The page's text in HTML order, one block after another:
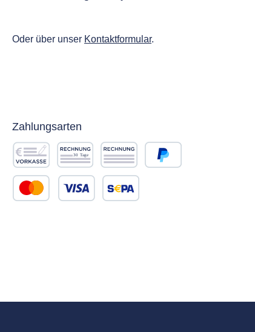
Oder über unser Kontaktformular.
Zahlungsarten
Vorkasse Rechnung 30 Tage
Rechnung